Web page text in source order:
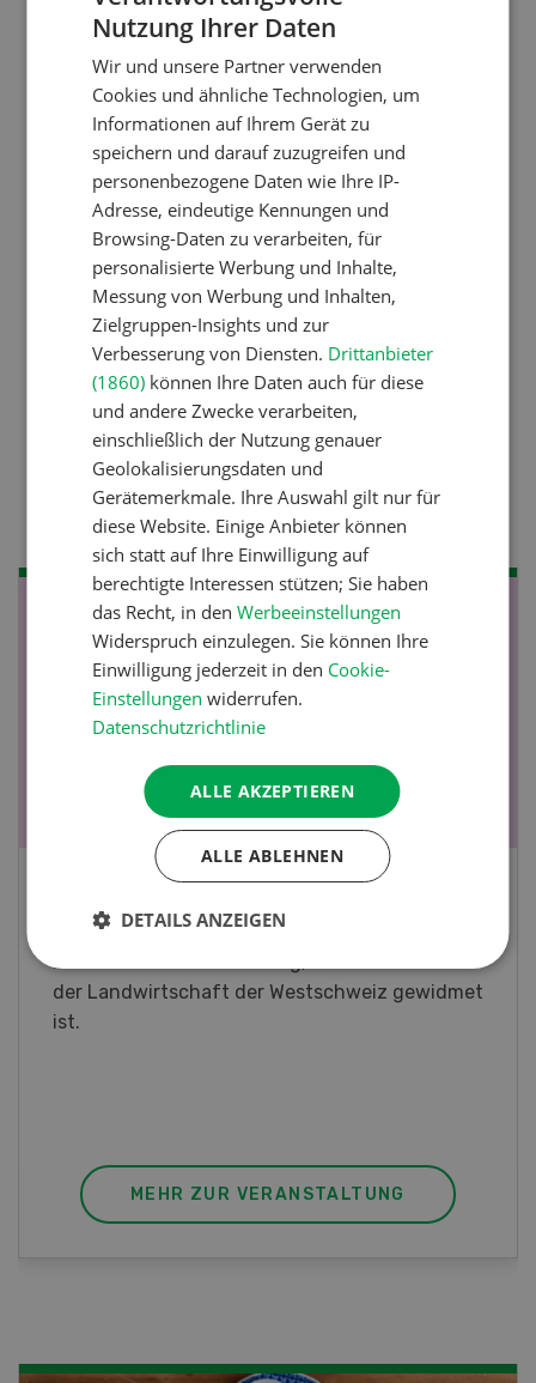
von A-Z
Betriebsführung
Ressourcen: Mit Fäusten
gegen die Alters-Sichtigkeit
Pflanzenbau
Raufutter aus dem Sack
Nutztiere
Stallklima - Hitzestress
verhindern
NOV
-
JAN
28
Sind Sie in der Fischzucht tätig oder
interessieren Sie sich für das Thema? In
diesem Fall ist unser FBA-Weiterbildungskurs
MEHR ZUR VERANSTALTUNG
Nutzung Ihrer Daten
Wir und unsere Partner verwenden
Cookies und ähnliche Technologien, um
Informationen auf Ihrem Gerät zu
speichern und darauf zuzugreifen und
personenbezogene Daten wie Ihre IP-
Adresse, eindeutige Kennungen und
Browsing-Daten zu verarbeiten, für
personalisierte Werbung und Inhalte,
Messung von Werbung und Inhalten,
Zielgruppen-Insights und zur
Verbesserung von Diensten. Drittanbieter
(1860) können Ihre Daten auch für diese
und andere Zwecke verarbeiten,
einschließlich der Nutzung genauer
Geolokalisierungsdaten und
Gerätemerkmale. Ihre Auswahl gilt nur für
diese Website. Einige Anbieter können
sich statt auf Ihre Einwilligung auf
berechtigte Interessen stützen; Sie haben
das Recht, in denWerbeeinstellungen
Widerspruch einzulegen. Sie können Ihre
Einwilligung jederzeit in den Cookie-
Einstellungen widerrufen.
Datenschutzrichtlinie
ALLE AKZEPTIEREN
ALLE ABLEHNEN
DETAILS ANZEIGEN